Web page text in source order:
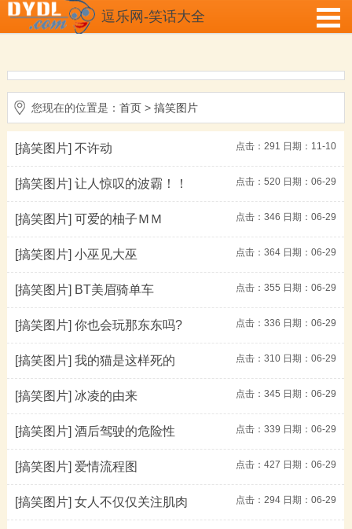
逗乐网-笑话大全
您现在的位置是： 首页> 搞笑图片
[搞笑图片] 不许动 点击：291 日期：11-10
[搞笑图片] 让人惊叹的波霸！！ 点击：520 日期：06-29
[搞笑图片] 可爱的柚子ＭＭ 点击：346 日期：06-29
[搞笑图片] 小巫见大巫 点击：364 日期：06-29
[搞笑图片] BT美眉骑单车 点击：355 日期：06-29
[搞笑图片] 你也会玩那东东吗? 点击：336 日期：06-29
[搞笑图片] 我的猫是这样死的 点击：310 日期：06-29
[搞笑图片] 冰凌的由来 点击：345 日期：06-29
[搞笑图片] 酒后驾驶的危险性 点击：339 日期：06-29
[搞笑图片] 爱情流程图 点击：427 日期：06-29
[搞笑图片] 女人不仅仅关注肌肉 点击：294 日期：06-29